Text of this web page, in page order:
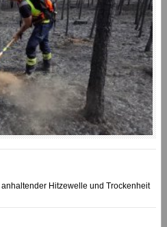
Hitzewelle und Trockenheit